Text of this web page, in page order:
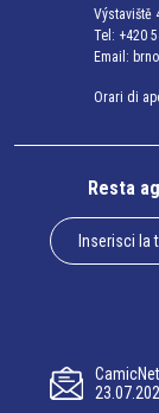
Výstaviště
Tel: +420
Email:
Orari di
Resta
CamicNet